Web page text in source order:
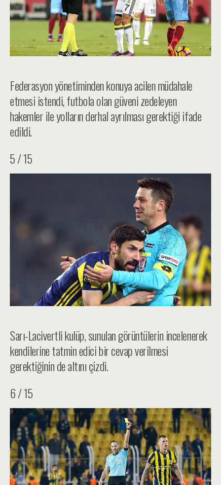
Federasyon yönetiminden konuya acilen müdahale
etmesi istendi, futbola olan güveni zedeleyen
hakemler ile yolların derhal ayrılması gerektiği ifade
edildi.
5 / 15
Sarı-Lacivertli kulüp, sunulan görüntülerin incelenerek
kendilerine tatmin edici bir cevap verilmesi
gerektiğinin de altını çizdi.
6 / 15